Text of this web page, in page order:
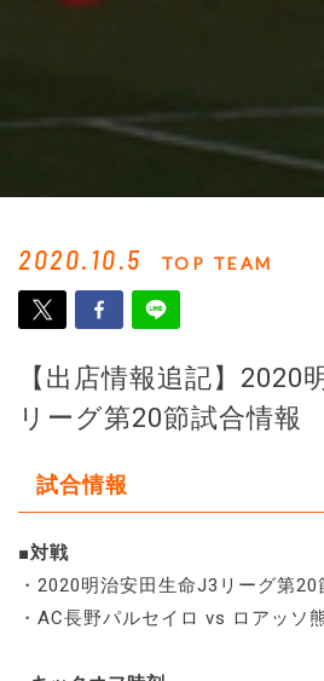
2020.10.5 TOP TEAM
【出店情報追記】2020
リーグ第20節試合情報
試合情報
■対戦
・2020明治安田生命J3リーグ第20
・AC長野パルセイロ vs ロアッソ